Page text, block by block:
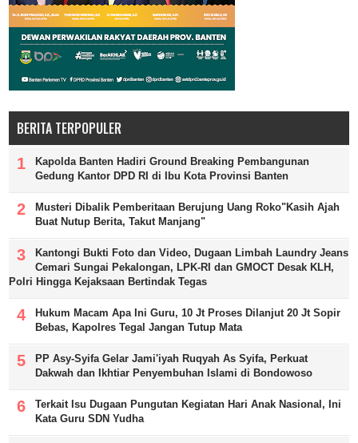
BERITA TERPOPULER
Kapolda Banten Hadiri Ground Breaking Pembangunan
Gedung Kantor DPD RI di Ibu Kota Provinsi Banten
Musteri Dibalik Pemberitaan Berujung Uang Roko"Kasih Ajah
Buat Nutup Berita, Takut Manjang"
Kantongi Bukti Foto dan Video, Dugaan Limbah Laundry Jeans
Cemari Sungai Pekalongan, LPK-RI dan GMOCT Desak KLH,
Polri Hingga Kejaksaan Bertindak Tegas
Hukum Macam Apa Ini Guru, 10 Jt Proses Dilanjut 20 Jt Sopir
Bebas, Kapolres Tegal Jangan Tutup Mata
PP Asy-Syifa Gelar Jami'iyah Ruqyah As Syifa, Perkuat
Dakwah dan Ikhtiar Penyembuhan Islami di Bondowoso
Terkait Isu Dugaan Pungutan Kegiatan Hari Anak Nasional, Ini
Kata Guru SDN Yudha